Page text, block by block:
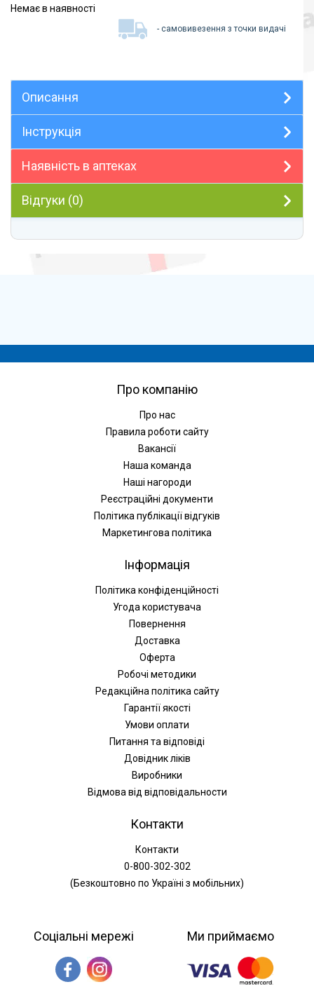
Немає в наявності
- самовивезення з точки видачі
Описання
Інструкція
Наявність в аптеках
Відгуки (0)
Про компанію
Про нас
Правила роботи сайту
Вакансії
Наша команда
Наші нагороди
Реєстраційні документи
Політика публікації відгуків
Маркетингова політика
Інформація
Політика конфіденційності
Угода користувача
Повернення
Доставка
Оферта
Робочі методики
Редакційна політика сайту
Гарантії якості
Умови оплати
Питання та відповіді
Довідник ліків
Виробники
Відмова від відповідальности
Контакти
Контакти
0-800-302-302
(Безкоштовно по Україні з мобільних)
Соціальні мережі Ми приймаємо